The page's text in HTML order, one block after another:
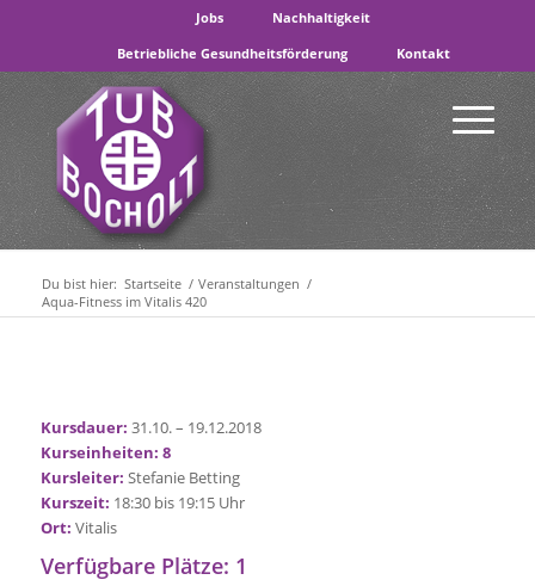
Jobs
Nachhaltigkeit
Betriebliche Gesundheitsförderung
Kontakt
Du bist hier: Startseite / Veranstaltungen /
Aqua-Fitness im Vitalis 420
Kursdauer: 31.10. – 19.12.2018
Kurseinheiten: 8
Kursleiter: Stefanie Betting
Kurszeit: 18:30 bis 19:15 Uhr
Ort: Vitalis
Verfügbare Plätze: 1